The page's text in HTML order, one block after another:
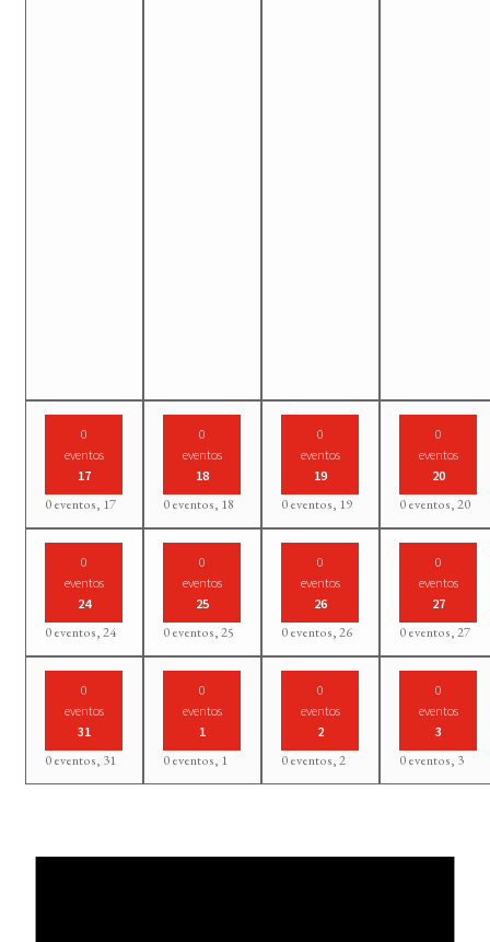
0
eventos
17
0 eventos, 17
0
eventos
18
0 eventos, 18
0
eventos
19
0 eventos, 19
0
eventos
20
0 eventos,20
0
eventos
24
0 eventos,24
0
eventos
25
0 eventos,25
0
eventos
26
0 eventos,26
0
eventos
27
0 eventos,27
0
eventos
31
0 eventos, 31
0
eventos
1
0 eventos, 1
0
eventos
2
0 eventos,2
0
eventos
3
0 eventos, 3